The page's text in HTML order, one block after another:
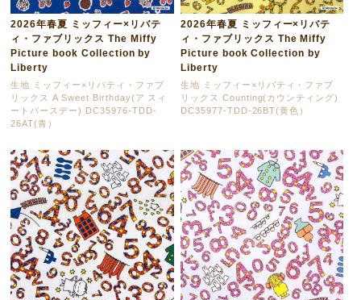
2026年春夏 ミッフィー×リバテ
ィ・ファブリックス The Miffy
Picture book Collection by
Liberty
生地 ミッフィー×リバティ・ファブ
リックス A Sweet Birthday(ア スィ
ートバースデー) DC35976-TDD-
26AT(青）
2026年春夏 ミッフィー×リバテ
ィ・ファブリックス The Miffy
Picture book Collection by
Liberty
生地 ミッフィー×リバティ・ファブ
リックス Counting(カウンティング)
DC35977-TDD-26BT(黄色）